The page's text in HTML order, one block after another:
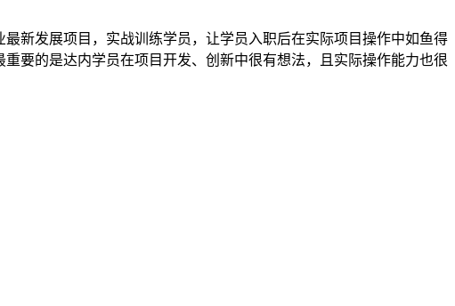
最新发展项目，实战训练学员，让学员入职后在实际项目操作中如鱼得
要的是达内学员在项目开发、创新中很有想法，且实际操作能力也很